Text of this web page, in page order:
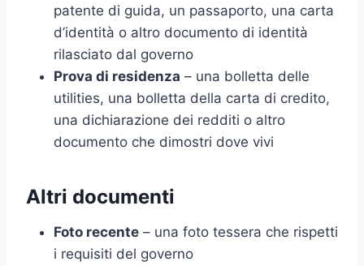
patente di guida, un passaporto, una carta
d’identità o altro documento di identità
rilasciato dal governo
Prova di residenza – una bolletta delle
utilities, una bolletta della carta di credito,
una dichiarazione dei redditi o altro
documento che dimostri dove vivi
Altri documenti
Foto recente – una foto tessera che rispetti
i requisiti del governo